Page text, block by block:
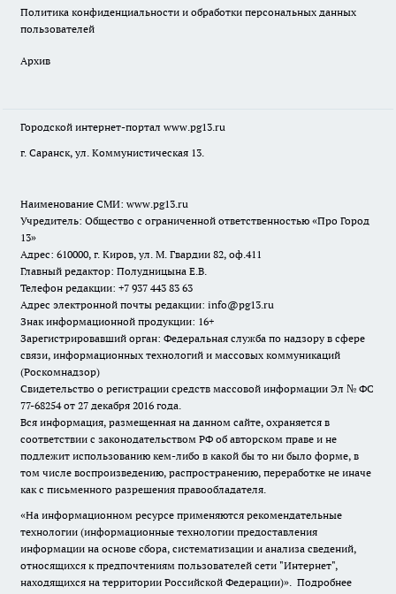
Политика конфиденциальности и обработки персональных данных
пользователей
Архив
Городской интернет-портал www.pg13.ru
г. Саранск, ул. Коммунистическая 13.
Наименование СМИ: www.pg13.ru
Учредитель: Общество с ограниченной ответственностью «Про Город
13»
Адрес: 610000, г. Киров, ул. М. Гвардии 82, оф.411
Главный редактор: Полудницына Е.В.
Телефон редакции: +7 937 443 83 63
Адрес электронной почты редакции: info@pg13.ru
Знак информационной продукции: 16+
Зарегистрировавший орган: Федеральная служба по надзору в сфере
связи, информационных технологий и массовых коммуникаций
(Роскомнадзор)
Свидетельство о регистрации средств массовой информации Эл № ФС
77-68254 от 27 декабря 2016 года.
Вся информация, размещенная на данном сайте, охраняется в
соответствии с законодательством РФ об авторском праве и не
подлежит использованию кем-либо в какой бы то ни было форме, в
том числе воспроизведению, распространению, переработке не иначе
как с письменного разрешения правообладателя.
«На информационном ресурсе применяются рекомендательные
технологии (информационные технологии предоставления
информации на основе сбора, систематизации и анализа сведений,
относящихся к предпочтениям пользователей сети "Интернет",
находящихся на территории Российской Федерации)». Подробнее